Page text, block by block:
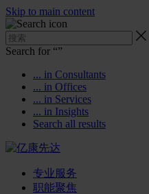
Skip to main content
Search for “”
... in Consultants
... in Offices
... in Services
... in Insights
Search all results
专业服务
职能聚焦